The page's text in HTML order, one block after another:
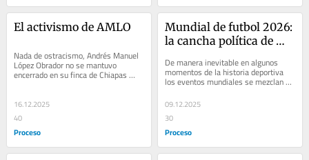
El activismo de AMLO
Nada de ostracismo, Andrés Manuel
López Obrador no se mantuvo
encerrado en su finca de Chiapas
16.12.2025
40
Proceso
Mundial de futbol 2026:
la cancha política de
De manera inevitable en algunos
momentos de la historia deportiva
los eventos mundiales se mezclan
en el devenir...
09.12.2025
30
Proceso